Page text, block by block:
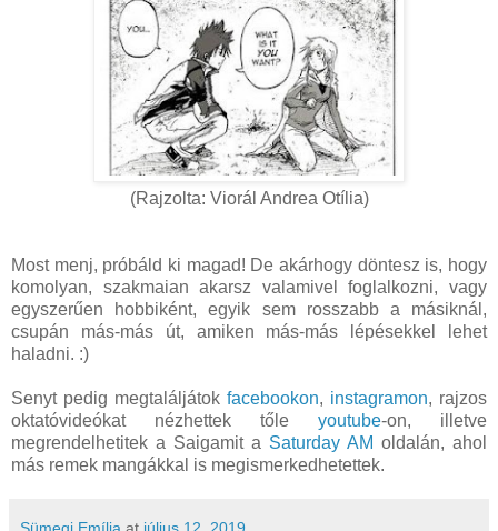
(Rajzolta: Viorál Andrea Otília)
Most menj, próbáld ki magad! De akárhogy döntesz is, hogy
komolyan, szakmaian akarsz valamivel foglalkozni, vagy
egyszerűen hobbiként, egyik sem rosszabb a másiknál,
csupán más-más út, amiken más-más lépésekkel lehet
haladni. :)
Senyt pedig megtaláljátok facebookon, instagramon, rajzos
oktatóvideókat nézhettek tőle youtube-on, illetve
megrendelhetitek a Saigamit a Saturday AM oldalán, ahol
más remek mangákkal is megismerkedhetettek.